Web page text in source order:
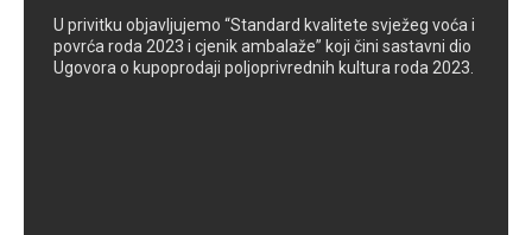
U privitku objavljujemo “Standard kvalitete svježeg voća i
povrća roda 2023 i cjenik ambalaže” koji čini sastavni dio
Ugovora o kupoprodaji poljoprivrednih kultura roda 2023.